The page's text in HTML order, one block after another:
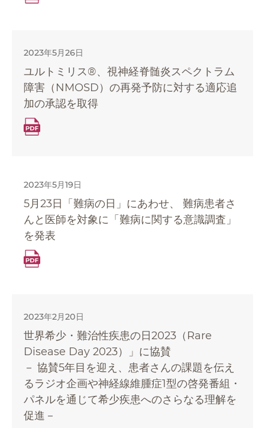
2023年5月26日
ユルトミリス®、視神経脊髄炎スペクトラム
障害（NMOSD）の再発予防に対する適応追
加の承認を取得
2023年5月19日
5月23日「難病の日」にあわせ、 難病患者さ
んと医師を対象に「難病に関する意識調査」
を発表
2023年2月20日
世界希少・難治性疾患の日2023（Rare
Disease Day 2023）」に協賛
－ 協賛5年目を迎え、患者さんの課題を伝え
るラジオ企画や神経線維腫症1型の啓発番組・
パネルを通じて希少疾患へのさらなる理解を
促進－